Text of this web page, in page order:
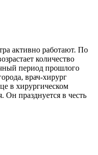
активно работают. По
количество
период прошлого
врач-хирург
в хирургическом
Он празднуется в честь